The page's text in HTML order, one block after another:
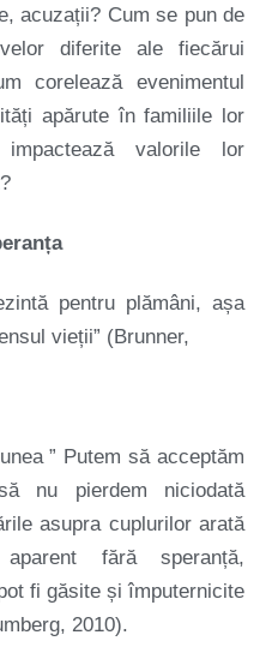
acuzații? Cum se pun de
diferite ale fiecărui
corelează evenimentul
apărute în familiile lor
valorile lor
pentru plămâni, așa
vieții” (Brunner,
” Putem să acceptăm
nu pierdem niciodată
asupra cuplurilor arată
fără speranță,
fi găsite și împuternicite
2010).